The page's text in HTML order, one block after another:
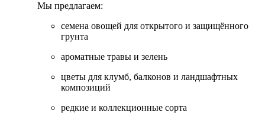
Мы предлагаем:
семена овощей для открытого и защищённого
грунта
ароматные травы и зелень
цветы для клумб, балконов и ландшафтных
композиций
редкие и коллекционные сорта